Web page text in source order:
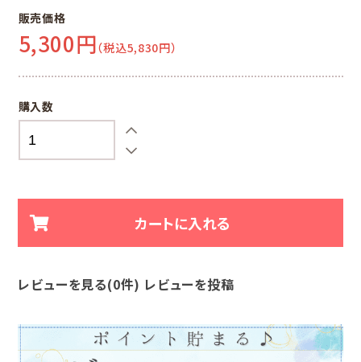
販売価格
5,300円（税込5,830円）
購入数
レビューを見る(0件) レビューを投稿